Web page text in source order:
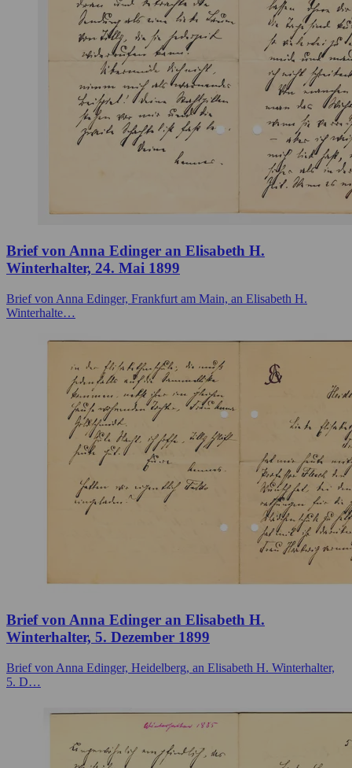
Brief von Anna Edinger an Elisabeth H.
Winterhalter, 24. Mai 1899
Brief von Anna Edinger, Frankfurt am Main, an Elisabeth H.
Winterhalte…
Brief von Anna Edinger an Elisabeth H.
Winterhalter, 5. Dezember 1899
Brief von Anna Edinger, Heidelberg, an Elisabeth H. Winterhalter,
5. D…